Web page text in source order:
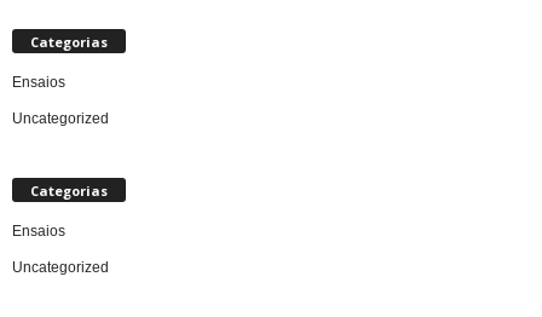
Categorias
Ensaios
Uncategorized
Categorias
Ensaios
Uncategorized